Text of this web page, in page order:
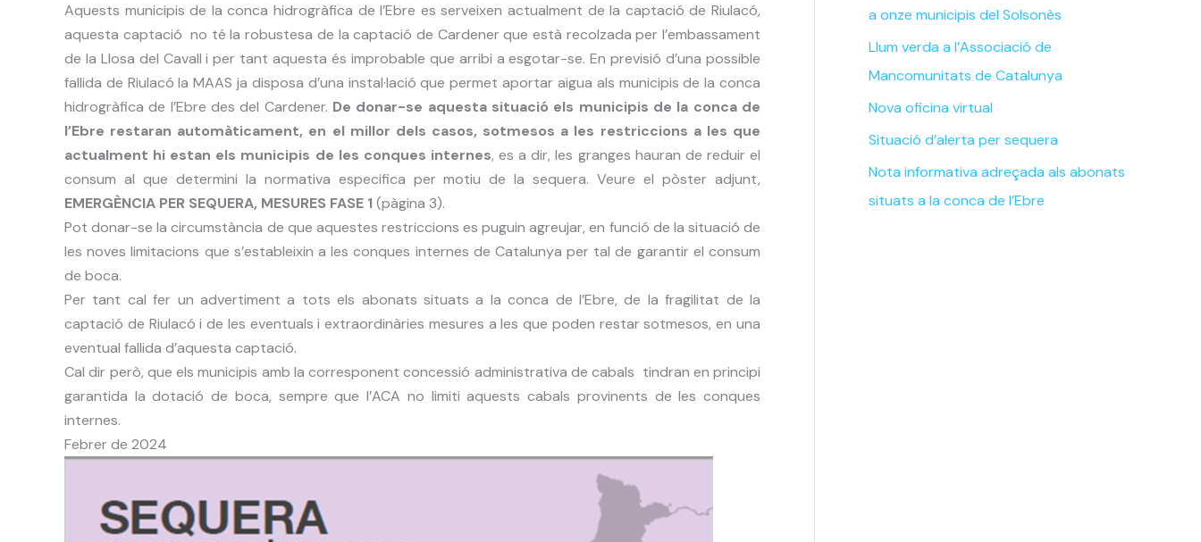
Aquests municipis de la conca hidrogràfica de l’Ebre es serveixen actualment de la captació de Riulacó,
aquesta captació no té la robustesa de la captació de Cardener que està recolzada per l’embassament
de la Llosa del Cavall i per tant aquesta és improbable que arribi a esgotar-se. En previsió d’una possible
fallida de Riulacó la MAAS ja disposa d’una instal·lació que permet aportar aigua als municipis de la conca
hidrogràfica de l’Ebre des del Cardener. De donar-se aquesta situació els municipis de la conca de
l’Ebre restaran automàticament, en el millor dels casos, sotmesos a les restriccions a les que
actualment hi estan els municipis de les conques internes, es a dir, les granges hauran de reduir el
consum al que determini la normativa especifica per motiu de la sequera. Veure el pòster adjunt,
EMERGÈNCIA PER SEQUERA, MESURES FASE 1(pàgina 3).
Pot donar-se la circumstància de que aquestes restriccions es puguin agreujar, en funció de la situació de
les noves limitacions que s’estableixin a les conques internes de Catalunya per tal de garantir el consum
de boca.
Per tant cal fer un advertiment a tots els abonats situats a la conca de l’Ebre, de la fragilitat de la
captació de Riulacó i de les eventuals i extraordinàries mesures a les que poden restar sotmesos, en una
eventual fallida d’aquesta captació.
Cal dir però, que els municipis amb la corresponent concessió administrativa de cabals tindran en principi
garantida la dotació de boca, sempre que l’ACA no limiti aquests cabals provinents de les conques
internes.
Febrer de 2024
a onze municipis del Solsonès
Llum verda a l’Associació de
Mancomunitats de Catalunya
Nova oficina virtual
Situació d’alerta per sequera
Nota informativa adreçada als abonats
situats a la conca de l’Ebre